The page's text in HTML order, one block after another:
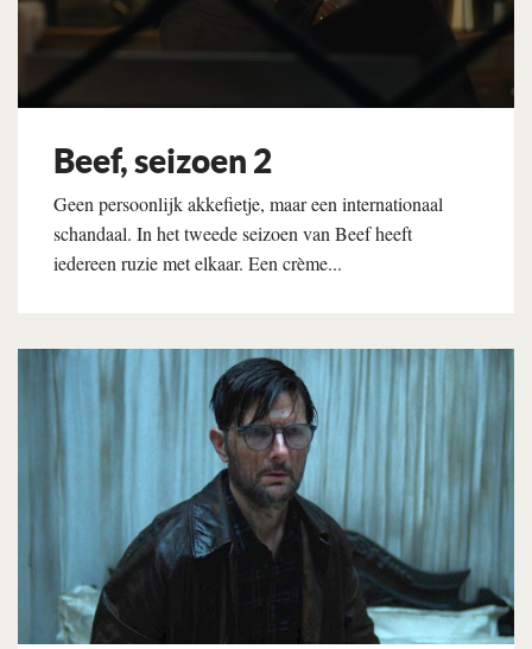
Beef, seizoen 2
Geen persoonlijk akkefietje, maar een internationaal
schandaal. In het tweede seizoen van Beef heeft
iedereen ruzie met elkaar. Een crème...
Lees verder